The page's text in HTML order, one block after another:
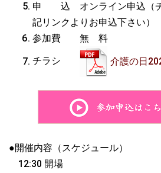
申 込 オンライン申込（チ
記リンクよりお申込下さい）
参加費 無 料
チラシ 介護の日
●開催内容（スケジュール）
12:30 開場